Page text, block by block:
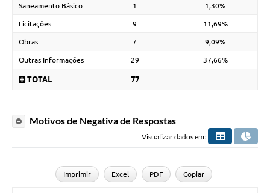
Saneamento Básico 1 1,30%
Licitações 9 11,69%
Obras 7 9,09%
Outras Informações 29 37,66%
TOTAL 77
Motivos de Negativa de Respostas
Visualizar dados em:
Imprimir Excel PDF Copiar